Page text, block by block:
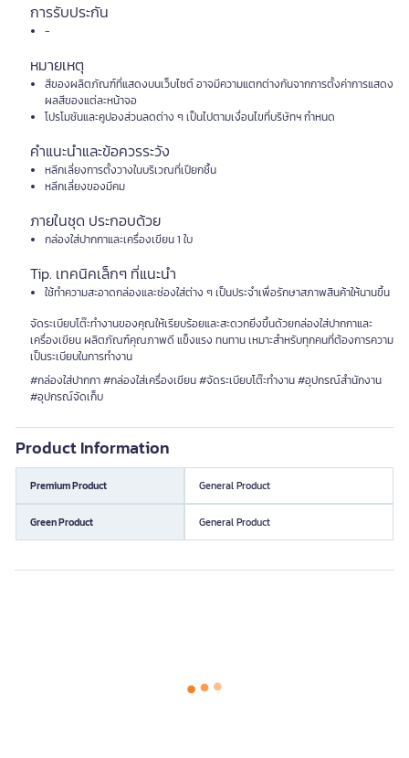
การรับประกัน
-
หมายเหตุ
สีของผลิตภัณฑ์ที่แสดงบนเว็บไซต์ อาจมีความแตกต่างกันจากการตั้งค่าการแสดง
ผลสีของแต่ละหน้าจอ
โปรโมชันและคูปองส่วนลดต่าง ๆ เป็นไปตามเงื่อนไขที่บริษัทฯ กำหนด
คำแนะนำและข้อควรระวัง
หลีกเลี่ยงการตั้งวางในบริเวณที่เปียกชื้น
หลีกเลี่ยงของมีคม
ภายในชุด ประกอบด้วย
กล่องใส่ปากกาและเครื่องเขียน 1 ใบ
Tip. เทคนิคเล็กๆ ที่แนะนำ
ใช้ทำความสะอาดกล่องและช่องใส่ต่าง ๆ เป็นประจำเพื่อรักษาสภาพสินค้าให้นานขึ้น
จัดระเบียบโต๊ะทำงานของคุณให้เรียบร้อยและสะดวกยิ่งขึ้นด้วยกล่องใส่ปากกาและ
เครื่องเขียน ผลิตภัณฑ์คุณภาพดี แข็งแรง ทนทาน เหมาะสำหรับทุกคนที่ต้องการความ
เป็นระเบียบในการทำงาน
#กล่องใส่ปากกา #กล่องใส่เครื่องเขียน #จัดระเบียบโต๊ะทำงาน #อุปกรณ์สำนักงาน
#อุปกรณ์จัดเก็บ
Product Information
Premium Product General Product
Green Product General Product